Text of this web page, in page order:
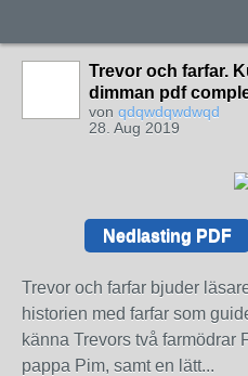
Trevor och farfar.
dimman pdf
von qdqwdqwdwqd
28. Aug 2019
Nedlasting PDF
Trevor och farfar bjuder
historien med farfar som
känna Trevors två farmödrar
pappa Pim, samt en lätt...